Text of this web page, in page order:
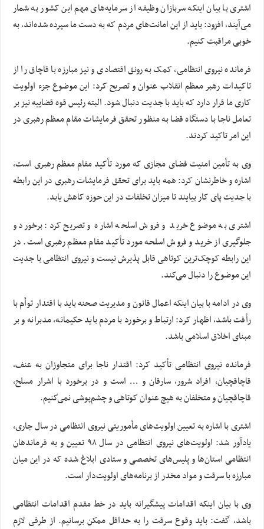
اشتری با بیان اینکه سربازان وظیفه از سرمایه‌های مهم این کشور به شمار
می‌آیند، افزود: باید از این امانت‌های مردم که به دست ما سپرده شده‌اند، به
خوبی مراقبت کنیم.
فرمانده نیروی انتظامی، کمک به رونق اقتصادی و نیز مبارزه با قاچاق را از
تاکیدات رهبر معظم انقلاب عنوان و تصریح کرد: این موضوع جزء اولویت
کاری ما قرار دارد که باید با جدیت دنبال شود. البته رئیس قوه قضاییه نیز بر
تعامل ناجا با دستگاه قضا به منظور تحقق فرمایشات مقام معظم رهبری در
این امر تاکید کردند.
وی به تأمین امنیت فضای مجازی که مورد تأکید مقام معظم رهبری است،
اشاره و خاطرنشان کرد: همه باید برای تحقق فرمایشات رهبری در این رابطه
با جدیت پای کار بیایند تا میزان تخلفات در این حوزه کاهش یابد.
اشتری به موضوع خرید و فروش اسلحه اشاره و تصریح کرد: برخورد و
جلوگیری از خرید و فروش اسلحه مورد تأکید مقام معظم رهبری است. در
این رابطه کوچک‌ترین کوتاهی قابل پذیرش نیست و نیروی انتظامی با جدیت
این موضوع را دنبال می‌کند.
وی در ادامه با بیان اینکه اعمال قانون و مدیریت صحنه باید با اقتدار توأم با
رأفت باشد، اظهار کرد: ارتباط و برخورد با مردم باید حکیمانه، مدبرانه و بر
مبنای اخلاق اسلامی باشد.
فرمانده نیروی انتظامی تأکید کرد: اقتدار ناجا برای متجاوزان به عنف،
قاچاقچیان، افراد شرور، سارقان و … است و در برخورد با اشرار مسلح،
قاچاقچیان و متخلفان به هیچ عنوان کوتاهی و چشم‌پوشی نمی‌کنیم.
اشتری با اشاره به تعیین اولویت‌های مأموریتی نیروی انتظامی در سال جاری،
یادآور شد: اولویت‌های نیروی انتظامی در سال ۹۸ تعیین و به فرماندهان
انتظامی استان‌ها و پلیس‌های تخصصی و ستادی ابلاغ شده که در این میان
مبارزه با سرقت و مواد مخدر از برنامه‌های اولویت‌دار است.
وی با بیان اینکه اقدامات پیشگیرانه باید در خط مقدم اقدامات انتظامی
باشد، گفت: باید وقوع سرقت را به حداقل ممکن برسانیم. از طرفی لازم